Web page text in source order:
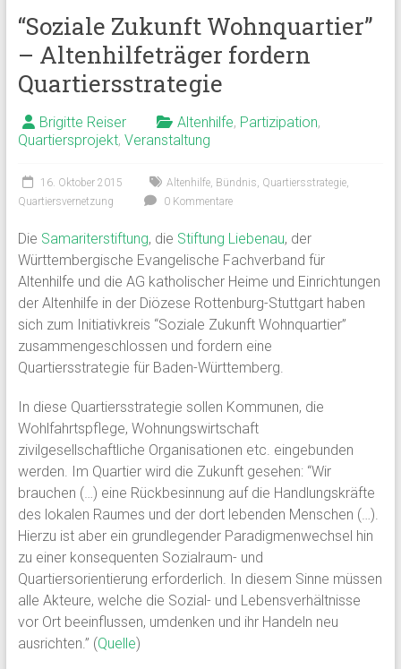
“Soziale Zukunft Wohnquartier”
– Altenhilfeträger fordern
Quartiersstrategie
Brigitte Reiser Altenhilfe, Partizipation,
Quartiersprojekt, Veranstaltung
16. Oktober 2015 Altenhilfe, Bündnis, Quartiersstrategie,
Quartiersvernetzung
0 Kommentare
Die Samariterstiftung, die Stiftung Liebenau, der
Württembergische Evangelische Fachverband für
Altenhilfe und die AG katholischer Heime und Einrichtungen
der Altenhilfe in der Diözese Rottenburg-Stuttgart haben
sich zum Initiativkreis “Soziale Zukunft Wohnquartier”
zusammengeschlossen und fordern eine
Quartiersstrategie für Baden-Württemberg.
In diese Quartiersstrategie sollen Kommunen, die
Wohlfahrtspflege, Wohnungswirtschaft
zivilgesellschaftliche Organisationen etc. eingebunden
werden. Im Quartier wird die Zukunft gesehen: “Wir
brauchen (…) eine Rückbesinnung auf die Handlungskräfte
des lokalen Raumes und der dort lebenden Menschen (…).
Hierzu ist aber ein grundlegender Paradigmenwechsel hin
zu einer konsequenten Sozialraum- und
Quartiersorientierung erforderlich. In diesem Sinne müssen
alle Akteure, welche die Sozial- und Lebensverhältnisse
vor Ort beeinflussen, umdenken und ihr Handeln neu
ausrichten.” (Quelle)